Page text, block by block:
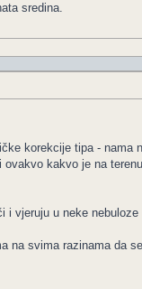
sredina.
korekcije tipa -
kakvo je na
i vjeruju u neke nebuloze
na svima razinama da